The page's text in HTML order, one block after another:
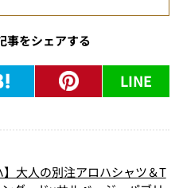
事をシェアする
LINE
】大人の別注アロハシャツ＆T